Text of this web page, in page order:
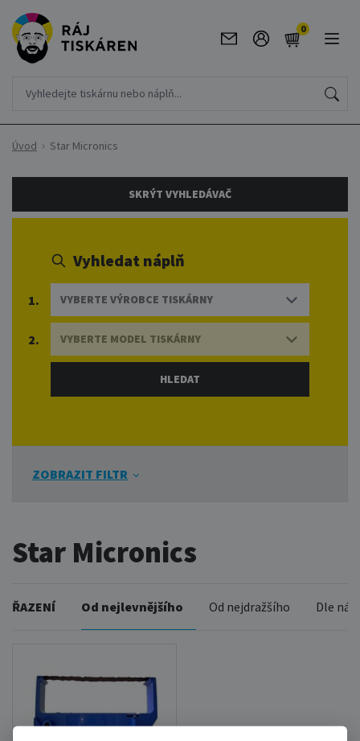
0
Úvod Star Micronics
SKRÝT VYHLEDÁVAČ
Vyhledat náplň
VYBERTE VÝROBCE TISKÁRNY
1.
VYBERTE MODEL TISKÁRNY
2.
ZOBRAZIT FILTR
Star Micronics
ŘAZENÍ Od nejlevnějšího Od nejdražšího Dle